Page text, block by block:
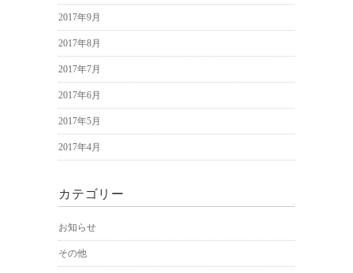
2017年9月
2017年8月
2017年7月
2017年6月
2017年5月
2017年4月
カテゴリー
お知らせ
その他